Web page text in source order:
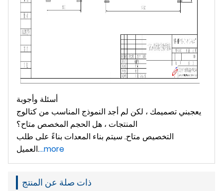
أسئلة وأجوبة
يعجبني تصميمك ، لكن لم أجد النموذج المناسب من كتالوج
المنتجات ، هل الحجم المخصص متاح؟
التخصيص متاح. سيتم بناء المعدات بناءً على طلب
العميل....more
ذات صلة عن المنتج